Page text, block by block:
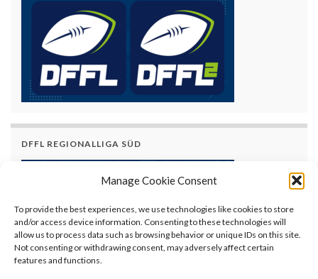
Manage Cookie Consent
To provide the best experiences, we use technologies like cookies to store
and/or access device information. Consenting to these technologies will
allow us to process data such as browsing behavior or unique IDs on this site.
Not consenting or withdrawing consent, may adversely affect certain
features and functions.
DFFL REGIONALLIGA SÜD